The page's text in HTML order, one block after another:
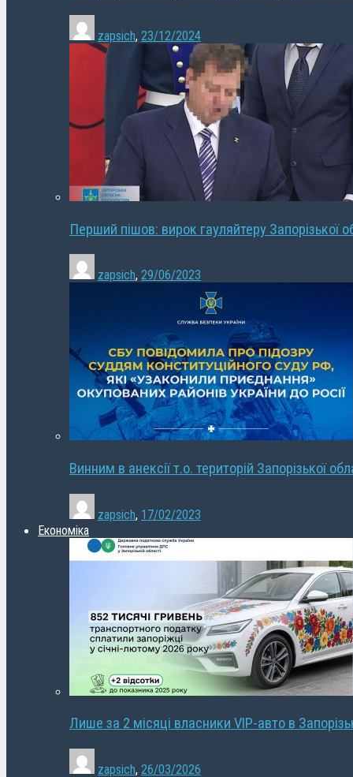
zapsich, 23/12/2024
Перший пішов: вирок гауляйтеру Запорізької
zapsich, 29/06/2023
Винним в анексії т.о. територій Запорізької
zapsich, 17/02/2023
Економіка
Лише за 2 місяці власники VIP-авто в
zapsich, 26/03/2026